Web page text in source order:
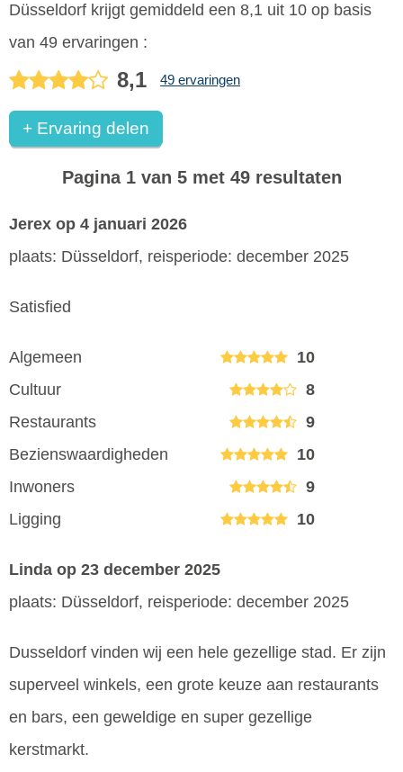
Düsseldorf krijgt gemiddeld een 8,1 uit 10 op basis
van 49 ervaringen :
8,1 49 ervaringen
+ Ervaring delen
Pagina 1 van 5 met 49 resultaten
Jerex op 4 januari 2026
plaats: Düsseldorf, reisperiode: december 2025
Satisfied
Algemeen
10
Cultuur
8
Restaurants
9
Bezienswaardigheden
10
Inwoners
9
Ligging
10
Linda op 23 december 2025
plaats: Düsseldorf, reisperiode: december 2025
Dusseldorf vinden wij een hele gezellige stad. Er zijn
superveel winkels, een grote keuze aan restaurants
en bars, een geweldige en super gezellige
kerstmarkt.